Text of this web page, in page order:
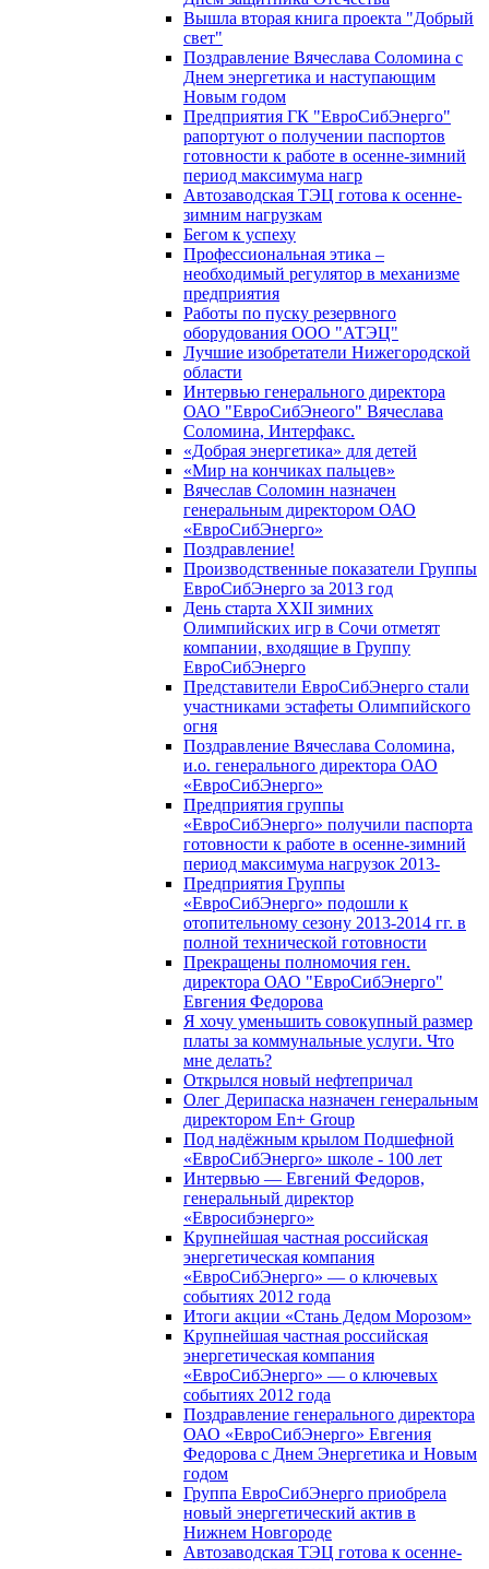
Вышла вторая книга проекта "Добрый
свет"
Поздравление Вячеслава Соломина с
Днем энергетика и наступающим
Новым годом
Предприятия ГК "ЕвроСибЭнерго"
рапортуют о получении паспортов
готовности к работе в осенне-зимний
период максимума нагр
Автозаводская ТЭЦ готова к осенне-
зимним нагрузкам
Бегом к успеху
Профессиональная этика –
необходимый регулятор в механизме
предприятия
Работы по пуску резервного
оборудования ООО "АТЭЦ"
Лучшие изобретатели Нижегородской
области
Интервью генерального директора
ОАО "ЕвроСибЭнеого" Вячеслава
Соломина, Интерфакс.
«Добрая энергетика» для детей
«Мир на кончиках пальцев»
Вячеслав Соломин назначен
генеральным директором ОАО
«ЕвроСибЭнерго»
Поздравление!
Производственные показатели Группы
ЕвроСибЭнерго за 2013 год
День старта XXII зимних
Олимпийских игр в Сочи отметят
компании, входящие в Группу
ЕвроСибЭнерго
Представители ЕвроСибЭнерго стали
участниками эстафеты Олимпийского
огня
Поздравление Вячеслава Соломина,
и.о. генерального директора ОАО
«ЕвроСибЭнерго»
Предприятия группы
«ЕвроСибЭнерго» получили паспорта
готовности к работе в осенне-зимний
период максимума нагрузок 2013-
Предприятия Группы
«ЕвроСибЭнерго» подошли к
отопительному сезону 2013-2014 гг. в
полной технической готовности
Прекращены полномочия ген.
директора ОАО "ЕвроСибЭнерго"
Евгения Федорова
Я хочу уменьшить совокупный размер
платы за коммунальные услуги. Что
мне делать?
Открылся новый нефтепричал
Олег Дерипаска назначен генеральным
директором En+ Group
Под надёжным крылом Подшефной
«ЕвроСибЭнерго» школе - 100 лет
Интервью — Евгений Федоров,
генеральный директор
«Евросибэнерго»
Крупнейшая частная российская
энергетическая компания
«ЕвроСибЭнерго» — о ключевых
событиях 2012 года
Итоги акции «Стань Дедом Морозом»
Крупнейшая частная российская
энергетическая компания
«ЕвроСибЭнерго» — о ключевых
событиях 2012 года
Поздравление генерального директора
ОАО «ЕвроСибЭнерго» Евгения
Федорова с Днем Энергетика и Новым
годом
Группа ЕвроСибЭнерго приобрела
новый энергетический актив в
Нижнем Новгороде
Автозаводская ТЭЦ готова к осенне-